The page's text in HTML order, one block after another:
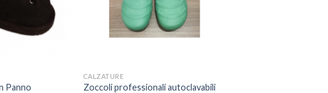
Panno
CALZATURE
Zoccoli professionali autoclavabili